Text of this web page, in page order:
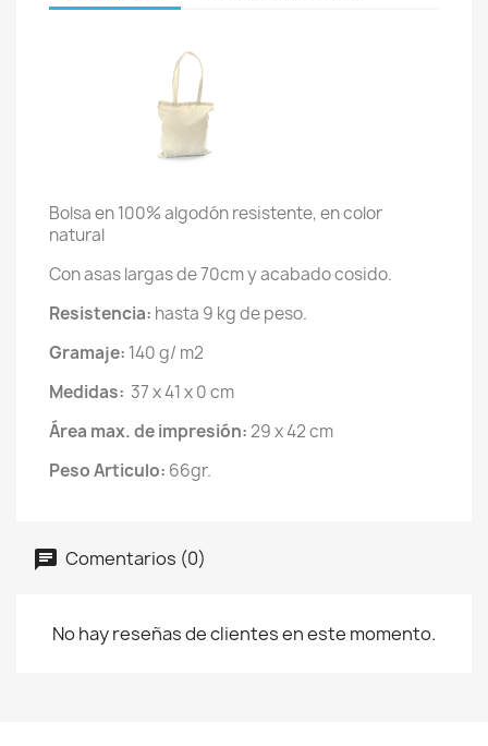
Bolsa en 100% algodón resistente, en color
natural
Con asas largas de 70cm y acabado cosido.
Resistencia: hasta 9 kg de peso.
Gramaje: 140 g/ m2
Medidas: 37 x 41 x 0 cm
Área max. de impresión:29 x 42 cm
Peso Articulo: 66gr.
Comentarios (0)
No hay reseñas de clientes en este momento.